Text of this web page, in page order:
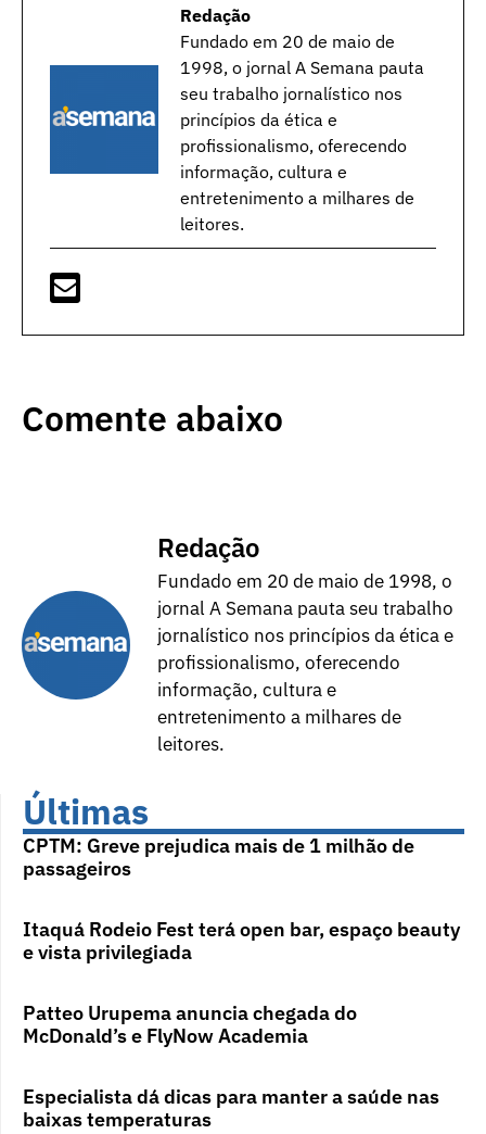
Redação
Fundado em 20 de maio de
1998, o jornal A Semana pauta
seu trabalho jornalístico nos
princípios da ética e
profissionalismo, oferecendo
informação, cultura e
entretenimento a milhares de
leitores.
Comente abaixo
Redação
Fundado em 20 de maio de 1998, o
jornal A Semana pauta seu trabalho
jornalístico nos princípios da ética e
profissionalismo, oferecendo
informação, cultura e
entretenimento a milhares de
leitores.
Últimas
CPTM: Greve prejudica mais de 1 milhão de
passageiros
Itaquá Rodeio Fest terá open bar, espaço beauty
e vista privilegiada
Patteo Urupema anuncia chegada do
McDonald’s e FlyNow Academia
Especialista dá dicas para manter a saúde nas
baixas temperaturas